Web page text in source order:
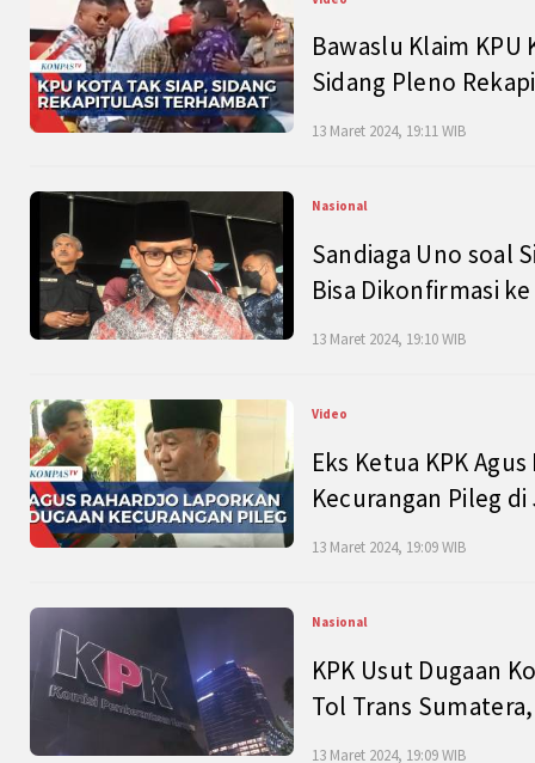
Bawaslu Klaim
Sidang Pleno
13 Maret 2024, 19:11 WIB
Nasional
Sandiaga Uno soal
Bisa Dikonfirmasi
13 Maret 2024, 19:10 WIB
Video
Eks Ketua KPK
Kecurangan Pileg
13 Maret 2024, 19:09 WIB
Nasional
KPK Usut Dugaan
Tol Trans
13 Maret 2024, 19:09 WIB